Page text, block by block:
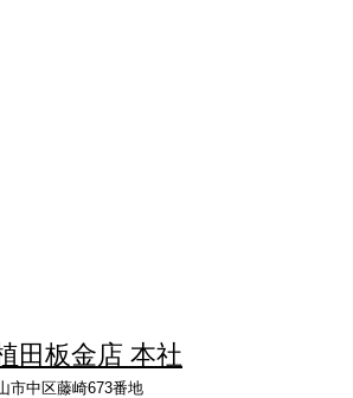
田板金店 本社
市中区藤崎673番地